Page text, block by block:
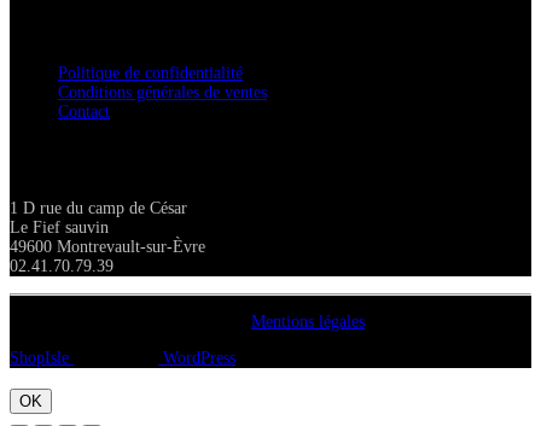
Politique de confidentialité
Conditions générales de ventes
Contact
1 D rue du camp de César
Le Fief sauvin
49600 Montrevault-sur-Èvre
02.41.70.79.39
Mentions légales
ShopIsle
WordPress
OK